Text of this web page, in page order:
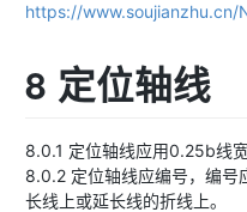
https://www.soujianzhu.cn/
8 定位轴线
8.0.1 定位轴线应用0.25b线
8.0.2 定位轴线应编号，编号
长线上或延长线的折线上。